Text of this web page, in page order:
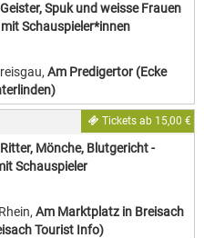
Spuk und weisse Frauen
Schauspieler*innen
, Am Predigertor (Ecke
Tickets ab 15,00 €
Mönche, Blutgericht -
Schauspieler
, Am Marktplatz in Breisach
Tourist Info)